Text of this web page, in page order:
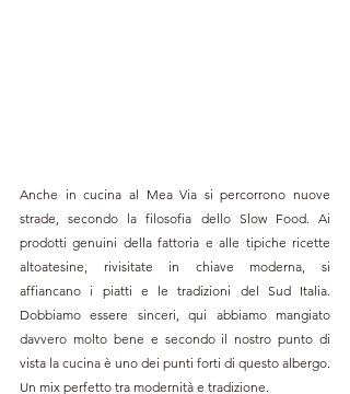
Anche in cucina al Mea Via si percorrono nuove
strade, secondo la filosofia dello Slow Food. Ai
prodotti genuini della fattoria e alle tipiche ricette
altoatesine, rivisitate in chiave moderna, si
affiancano i piatti e le tradizioni del Sud Italia.
Dobbiamo essere sinceri, qui abbiamo mangiato
davvero molto bene e secondo il nostro punto di
vista la cucina è uno dei punti forti di questo albergo.
Un mix perfetto tra modernità e tradizione.